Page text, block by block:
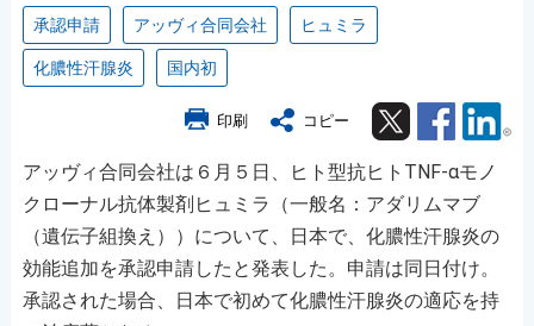
承認申請 アッヴィ合同会社 ヒュミラ
化膿性汗腺炎 国内初
印刷 コピー Twitter Facebook
アッヴィ合同会社は６月５日、ヒト型抗ヒトTNF-αモノ
クローナル抗体製剤ヒュミラ（一般名：アダリムマブ
（遺伝子組換え））について、日本で、化膿性汗腺炎の
効能追加を承認申請したと発表した。申請は同日付け。
承認された場合、日本で初めて化膿性汗腺炎の適応を持